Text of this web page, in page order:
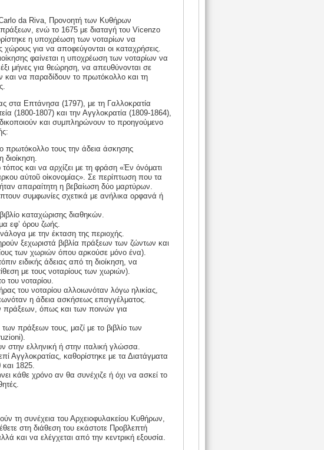
da Riva, Προνοητή των Κυθήρων
ενώ το 1675 με διαταγή του Vicenzo
η υποχρέωση των νοταρίων να
χώρους για να αποφεύγονται οι καταχρήσεις.
φαίνεται η υποχρέωση των νοταρίων να
μήνες για θεώρηση, να απευθύνονται σε
να παραδίδουν το πρωτόκολλο και τη
στα Επτάνησα (1797), με τη Γαλλοκρατία
(1800-1807) και την Αγγλοκρατία (1809-1864),
και συμπληρώνουν το προηγούμενο
πρωτόκολλο τους την άδεια άσκησης
διοίκηση.
και να αρχίζει με τη φράση «Ἐν ὀνόματι
αὐτοῦ οἰκονομίας». Σε περίπτωση που τα
απαραίτητη η βεβαίωση δύο μαρτύρων.
συμφωνίες σχετικά με ανήλικα ορφανά ή
καταχώρισης διαθηκών.
εφ’ όρου ζωής.
με την έκταση της περιοχής.
ξεχωριστά βιβλία πράξεων των ζώντων και
των χωριών όπου αρκούσε μόνο ένα).
ειδικής άδειας από τη διοίκηση, να
με τους νοταρίους των χωριών).
του νοταρίου.
του νοταρίου αλλοιωνόταν λόγω ηλικίας,
η άδεια ασκήσεως επαγγέλματος.
πράξεων, όπως και των ποινών για
πράξεων τους, μαζί με το βιβλίο των
στην ελληνική ή στην ιταλική γλώσσα.
Αγγλοκρατίας, καθορίστηκε με τα Διατάγματα
και 1825.
κάθε χρόνο αν θα συνέχιζε ή όχι να ασκεί το
τη συνέχεια του Αρχειοφυλακείου Κυθήρων,
στη διάθεση του εκάστοτε Προβλεπτή
και να ελέγχεται από την κεντρική εξουσία.